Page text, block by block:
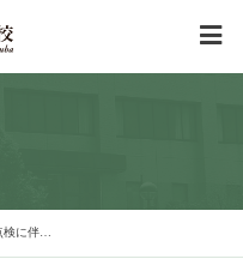
電気設備点検に伴う停電・断水について